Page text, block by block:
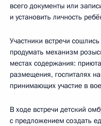
всего документы или
и установить личность
Участники встречи
продумать механизм
местах содержания:
размещения, госпиталях
принимающих участие в
В ходе встречи детский
с предложением создать